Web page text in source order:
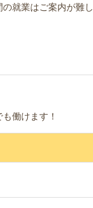
就業はご案内が難し
働けます！